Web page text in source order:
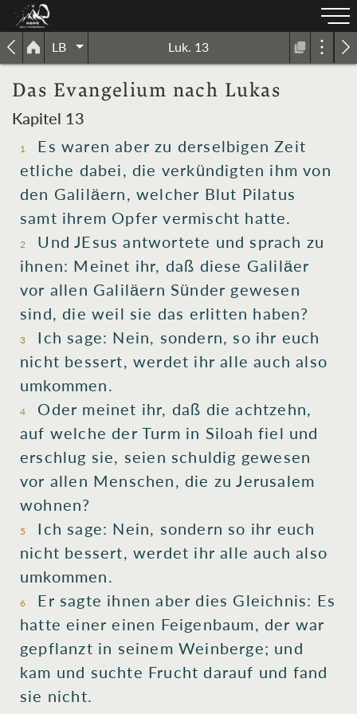
LB Luk. 13
Das Evangelium nach Lukas
Kapitel 13
1 Es waren aber zu derselbigen Zeit
etliche dabei, die verkündigten ihm von
den Galiläern, welcher Blut Pilatus
samt ihrem Opfer vermischt hatte.
2 Und JEsus antwortete und sprach zu
ihnen: Meinet ihr, daß diese Galiläer
vor allen Galiläern Sünder gewesen
sind, die weil sie das erlitten haben?
3 Ich sage: Nein, sondern, so ihr euch
nicht bessert, werdet ihr alle auch also
umkommen.
4 Oder meinet ihr, daß die achtzehn,
auf welche der Turm in Siloah fiel und
erschlug sie, seien schuldig gewesen
vor allen Menschen, die zu Jerusalem
wohnen?
5 Ich sage: Nein, sondern so ihr euch
nicht bessert, werdet ihr alle auch also
umkommen.
6 Er sagte ihnen aber dies Gleichnis: Es
hatte einer einen Feigenbaum, der war
gepflanzt in seinem Weinberge; und
kam und suchte Frucht darauf und fand
sie nicht.